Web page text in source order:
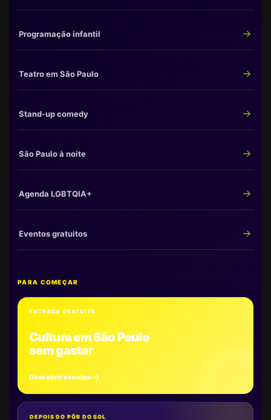
Programação infantil
Teatro em São Paulo
Stand-up comedy
São Paulo à noite
Agenda LGBTQIA+
Eventos gratuitos
PARA COMEÇAR
ENTRADA GRATUITA
Cultura em São Paulo
sem gastar
Descobrir eventos
DEPOIS DO PÔR DO SOL